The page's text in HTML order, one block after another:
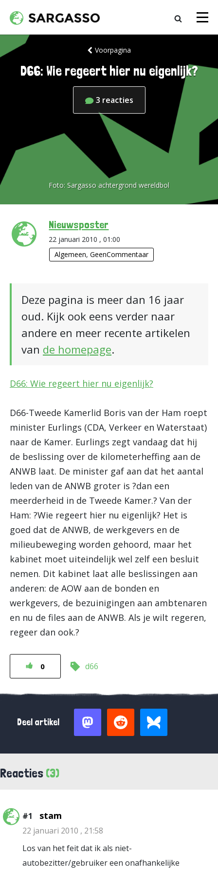
Voorpagina
D66: Wie regeert hier nu eigenlijk?
3 reacties
Foto: Sargasso achtergrond wereldbol
Nieuwsposter
22 januari 2010 , 01:00
Algemeen,GeenCommentaar
Deze pagina is meer dan 16 jaar
oud. Kijk ook eens verder naar
andere en meer recente artikelen
van de homepage.
D66: Wie regeert hier nu eigenlijk?
D66-Tweede Kamerlid Boris van der Ham roept
minister Eurlings (CDA, Verkeer en Waterstaat)
naar de Kamer. Eurlings zegt vandaag dat hij
de beslissing over de kilometerheffing aan de
ANWB laat. De minister gaf aan dat het aantal
leden van de ANWB groter is ?dan een
meerderheid in de Tweede Kamer.? Van der
Ham: ?Wie regeert hier nu eigenlijk? Het is
goed dat de ANWB, de werkgevers en de
milieubeweging worden gehoord, maar het
kabinet moet uiteindelijk wel zelf een besluit
nemen. Dit kabinet laat alle beslissingen aan
anderen: de AOW aan de bonden en
werkgevers, de bezuinigingen aan ambtenaren
en nu de files aan de ANWB. Als je wilt regeren,
regeer dan ook.?
0 d66
Deel artikel
Reacties (3)
#1 stam
22 januari 2010 , 21:58
Los van het feit dat ik als niet-
autobezitter/gebruiker een onafhankelijke